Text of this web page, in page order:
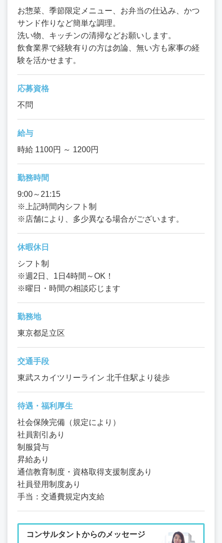
お惣菜、季節限定メニュー、お弁当の仕込み、かつ
サンド作りなど簡単な調理。
洗い物、キッチンの清掃などお願いします。
飲食業界で経験有りの方は勿論、無い方も家事の経
験を活かせます。
応募資格
不問
給与
時給 1100円 ～ 1200円
勤務時間
9:00～21:15
※上記時間内シフト制
※店舗により、多少異なる場合がございます。
休暇休日
シフト制
※週2日、1日4時間～OK！
※曜日・時間の相談応じます
勤務地
東京都足立区
交通手段
東武スカイツリーライン 北千住駅より徒歩
待遇・福利厚生
社会保険完備（規定により）
社員割引あり
制服貸与
昇給あり
通信教育制度・資格取得支援制度あり
社員登用制度あり
手当：交通費規定内支給
コンサルタントからのメッセージ